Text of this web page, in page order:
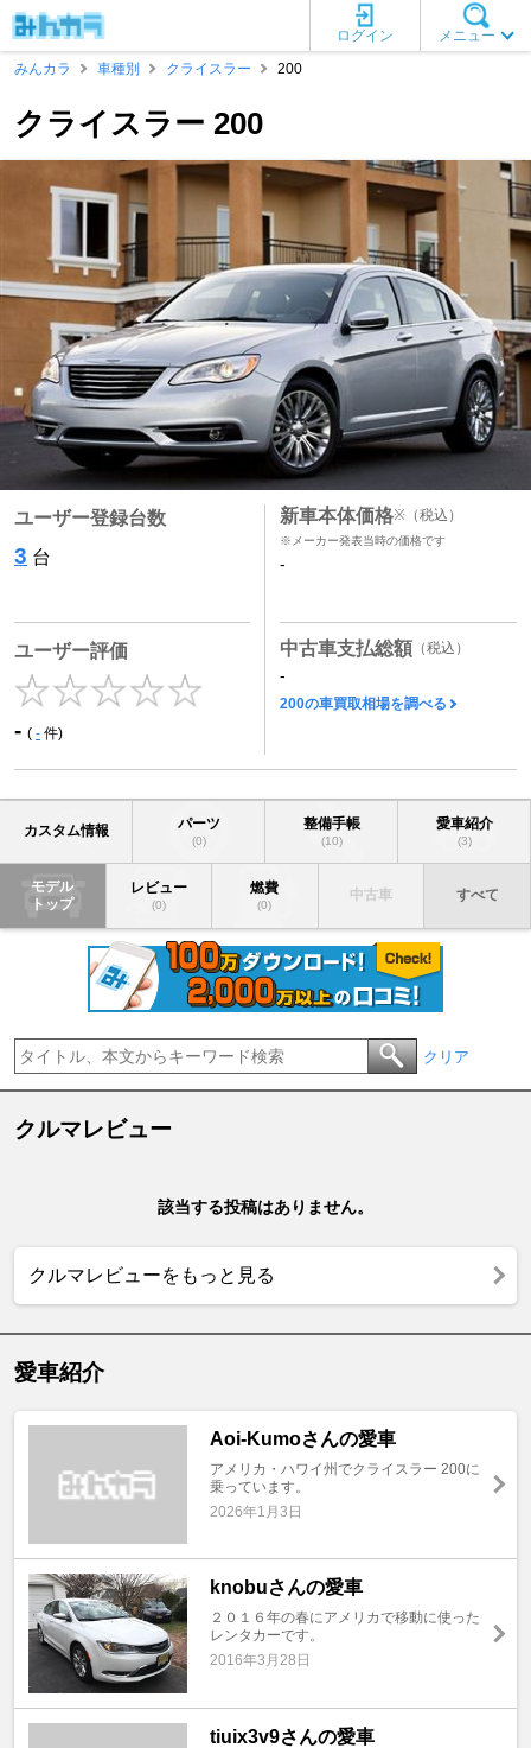
メニュー
ログイン
みんカラ
車種別 クライスラー 200
クライスラー 200
ユーザー登録台数
3 台
ユーザー評価
- ( - 件)
新車本体価格※ （税込）
※メーカー発表当時の価格です
-
中古車支払総額 （税込）
-
200の車買取相場を調べる
カスタム情報 パーツ
(0)
整備手帳
(10)
愛車紹介
(3)
モデル
トップ
レビュー
(0)
燃費
(0)
中古車 すべて
クリア
クルマレビュー
該当する投稿はありません。
クルマレビューをもっと見る
愛車紹介
Aoi-Kumoさんの愛車
アメリカ・ハワイ州でクライスラー 200に
乗っています。
2026年1月3日
knobuさんの愛車
２０１６年の春にアメリカで移動に使った
レンタカーです。
2016年3月28日
tiuix3v9さんの愛車